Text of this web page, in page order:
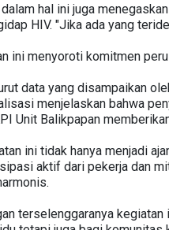
hal ini juga
HIV. "Jika ada yang
ini menyoroti komitmen
data yang disampaikan
menjelaskan bahwa
Unit Balikpapan
ini tidak hanya menjadi
aktif dari pekerja dan
terselenggaranya